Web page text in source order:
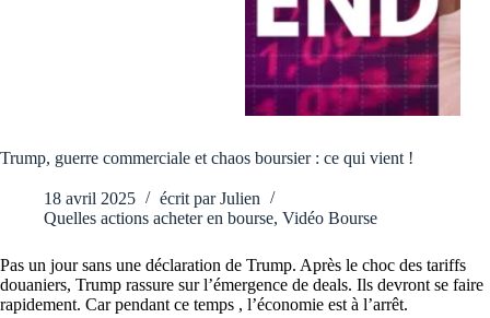
Trump, guerre commerciale et chaos boursier : ce qui vient !
18 avril 2025 écrit par Julien
Quelles actions acheter en bourse, Vidéo Bourse
Pas un jour sans une déclaration de Trump. Après le choc des tariffs
douaniers, Trump rassure sur l’émergence de deals. Ils devront se faire
rapidement. Car pendant ce temps , l’économie est à l’arrêt.